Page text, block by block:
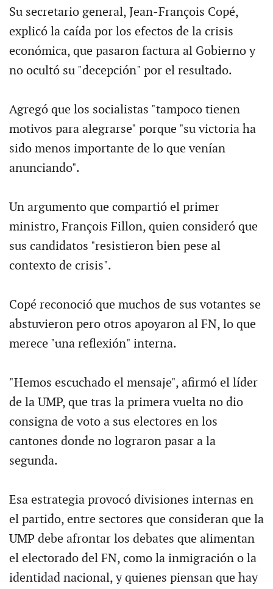
Su secretario general, Jean-François Copé,
explicó la caída por los efectos de la crisis
económica, que pasaron factura al Gobierno y
no ocultó su "decepción" por el resultado.
Agregó que los socialistas "tampoco tienen
motivos para alegrarse" porque "su victoria ha
sido menos importante de lo que venían
anunciando".
Un argumento que compartió el primer
ministro, François Fillon, quien consideró que
sus candidatos "resistieron bien pese al
contexto de crisis".
Copé reconoció que muchos de sus votantes se
abstuvieron pero otros apoyaron al FN, lo que
merece "una reflexión" interna.
"Hemos escuchado el mensaje", afirmó el líder
de la UMP, que tras la primera vuelta no dio
consigna de voto a sus electores en los
cantones donde no lograron pasar a la
segunda.
Esa estrategia provocó divisiones internas en
el partido, entre sectores que consideran que la
UMP debe afrontar los debates que alimentan
el electorado del FN, como la inmigración o la
identidad nacional, y quienes piensan que hay